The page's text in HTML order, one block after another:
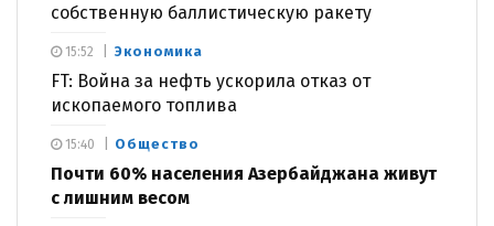
собственную баллистическую ракету
Экономика
FT: Война за нефть ускорила отказ от
ископаемого топлива
15:52
Общество
Почти 60% населения Азербайджана живут
с лишним весом
15:40